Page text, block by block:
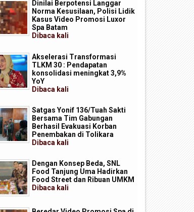
Dinilai Berpotensi Langgar
Norma Kesusilaan, Polisi Lidik
Kasus Video Promosi Luxor
Spa Batam
Dibaca kali
Akselerasi Transformasi
TLKM 30 : Pendapatan
konsolidasi meningkat 3,9%
YoY
Dibaca kali
Satgas Yonif 136/Tuah Sakti
Bersama Tim Gabungan
Berhasil Evakuasi Korban
Penembakan di Tolikara
Dibaca kali
Dengan Konsep Beda, SNL
Food Tanjung Uma Hadirkan
Food Street dan Ribuan UMKM
Dibaca kali